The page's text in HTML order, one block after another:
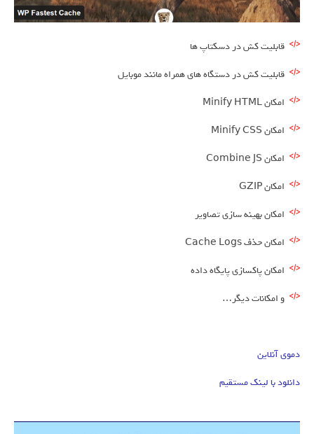
قابلیت کش در دسکتاپ ها
قابلیت کش در دستگاه های همراه مانند موبایل
امکانMinify HTML
امکان Minify CSS
امکان Combine JS
امکان GZIP
امکان بهینه سازی تصاویر
امکان حذف Cache Logs
امکان پاکسازی پایگاه داده
و امکانات دیگر…
دموی آنلاین
دانلود با لینک مستقیم